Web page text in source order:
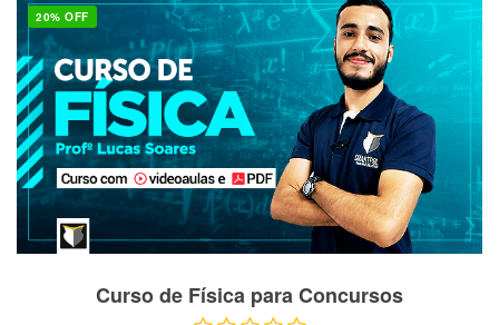
20% OFF
Curso de Física para Concursos